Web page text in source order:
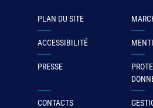
PLAN DU SITE
ACCESSIBILITÉ
PRESSE
CONTACTS